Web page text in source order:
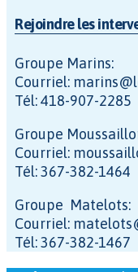
Rejoindre les
Groupe Marins:
Courriel:
Tél: 418-907-2285
Groupe
Courriel:
Tél: 367-382-1464
Groupe Matelots:
Courriel:
Tél: 367-382-1467